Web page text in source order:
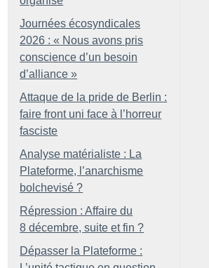
Journées écosyndicales
2026 : « Nous avons pris
conscience d’un besoin
d’alliance »
Attaque de la pride de Berlin :
faire front uni face à l’horreur
fasciste
Analyse matérialiste : La
Plateforme, l’anarchisme
bolchevisé ?
Répression : Affaire du
8 décembre, suite et fin ?
Dépasser la Plateforme :